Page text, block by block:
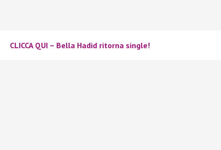
CLICCA QUI – Bella Hadid ritorna single!